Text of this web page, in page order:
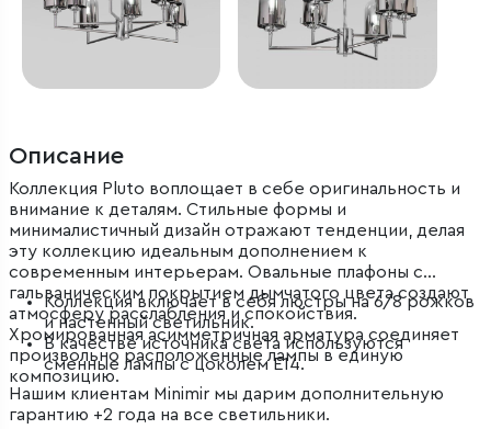
Описание
Коллекция Pluto воплощает в себе оригинальность и
внимание к деталям. Стильные формы и
минималистичный дизайн отражают тенденции, делая
эту коллекцию идеальным дополнением к
современным интерьерам. Овальные плафоны с
гальваническим покрытием дымчатого цвета создают
атмосферу расслабления и спокойствия.
Хромированная асимметричная арматура соединяет
произвольно расположенные лампы в единую
композицию.
Коллекция включает в себя люстры на 6/8 рожков
и настенный светильник.
В качестве источника света используются
сменные лампы с цоколем Е14.
Нашим клиентам Minimir мы дарим дополнительную
гарантию +2 года на все светильники.